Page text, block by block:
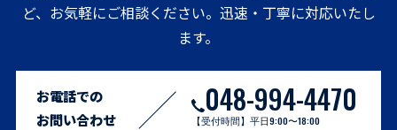
ど、お気軽にご相談ください。迅速・丁寧に対応いたし
ます。
お電話での
お問い合わせ
048-994-4470
【受付時間】平日9:00〜18:00